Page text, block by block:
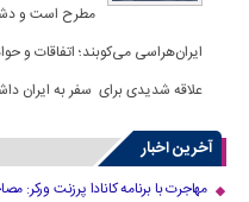
مطرح است و
ایران‌هراسی می‌کوبند؛ اتفاقات و
علاقه شدیدی برای سفر به ایران
آخرین اخبار
مهاجرت با برنامه کانادا پرزنت ورکر: